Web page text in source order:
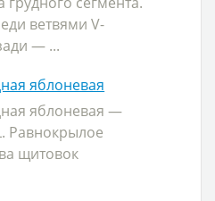
ветвями V-
— ...
яблоневая
яблоневая —
Равнокрылое
щитовок